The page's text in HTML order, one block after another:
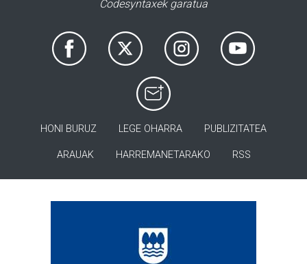
Codesyntaxek garatua
HONI BURUZ LEGE OHARRA PUBLIZITATEA
ARAUAK HARREMANETARAKO RSS